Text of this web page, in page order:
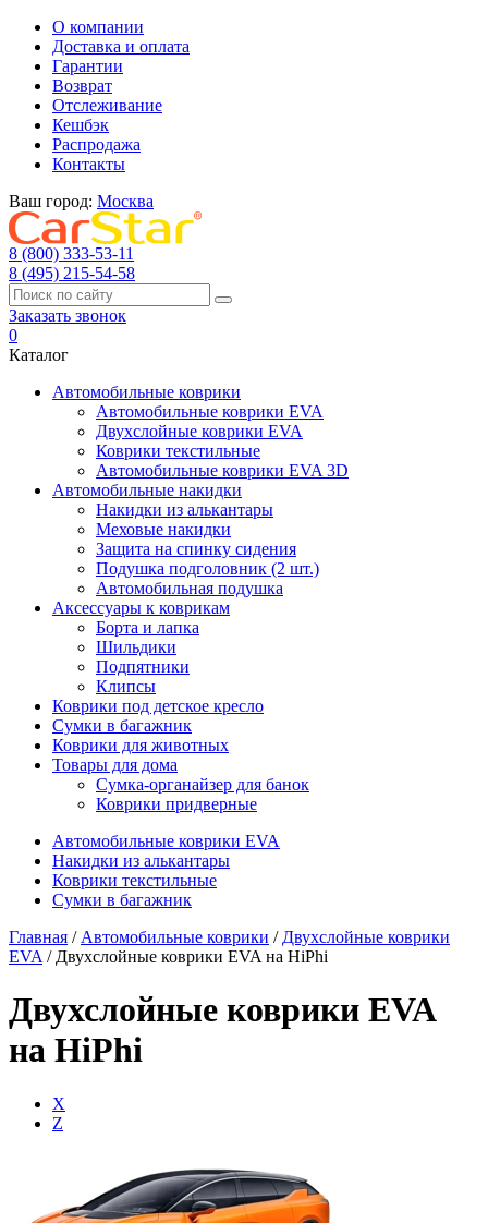
О компании
Доставка и оплата
Гарантии
Возврат
Отслеживание
Кешбэк
Распродажа
Контакты
Ваш город: Москва
8 (800) 333-53-11
8 (495) 215-54-58
Заказать звонок
0
Каталог
Автомобильные коврики
Автомобильные коврики EVA
Двухслойные коврики EVA
Коврики текстильные
Автомобильные коврики EVA 3D
Автомобильные накидки
Накидки из алькантары
Меховые накидки
Защита на спинку сидения
Подушка подголовник (2 шт.)
Автомобильная подушка
Аксессуары к коврикам
Борта и лапка
Шильдики
Подпятники
Клипсы
Коврики под детское кресло
Сумки в багажник
Коврики для животных
Товары для дома
Сумка-органайзер для банок
Коврики придверные
Автомобильные коврики EVA
Накидки из алькантары
Коврики текстильные
Сумки в багажник
Главная / Автомобильные коврики / Двухслойные коврики
EVA / Двухслойные коврики EVA на HiPhi
Двухслойные коврики EVA
на HiPhi
X
Z